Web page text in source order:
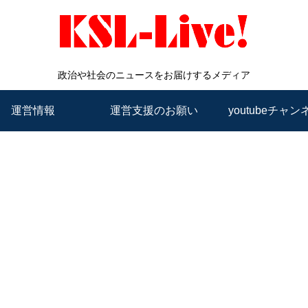
政治や社会のニュースをお届けするメディア
運営情報 運営支援のお願い youtubeチャン